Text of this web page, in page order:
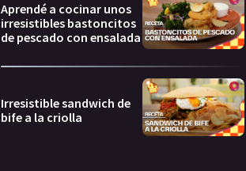
Aprendé a cocinar unos
irresistibles bastoncitos
de pescado con ensalada
Irresistible sandwich de
bife a la criolla